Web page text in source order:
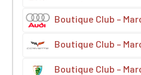
Boutique Club –
Boutique Club –
Boutique Club –